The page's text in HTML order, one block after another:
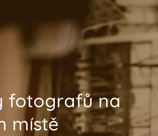
fotografů na
místě